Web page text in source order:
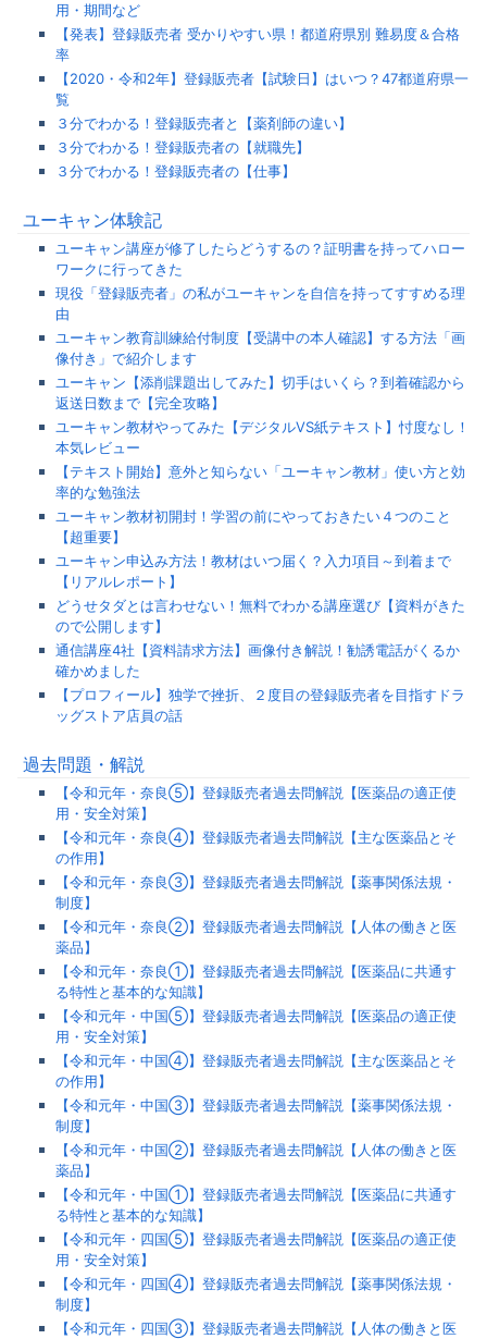
用・期間など
【発表】登録販売者 受かりやすい県！都道府県別 難易度＆合格
率
【2020・令和2年】登録販売者【試験日】はいつ？47都道府県一
覧
３分でわかる！登録販売者と【薬剤師の違い】
３分でわかる！登録販売者の【就職先】
３分でわかる！登録販売者の【仕事】
ユーキャン体験記
ユーキャン講座が修了したらどうするの？証明書を持ってハロー
ワークに行ってきた
現役「登録販売者」の私がユーキャンを自信を持ってすすめる理
由
ユーキャン教育訓練給付制度【受講中の本人確認】する方法「画
像付き」で紹介します
ユーキャン【添削課題出してみた】切手はいくら？到着確認から
返送日数まで【完全攻略】
ユーキャン教材やってみた【デジタルVS紙テキスト】忖度なし！
本気レビュー
【テキスト開始】意外と知らない「ユーキャン教材」使い方と効
率的な勉強法
ユーキャン教材初開封！学習の前にやっておきたい４つのこと
【超重要】
ユーキャン申込み方法！教材はいつ届く？入力項目～到着まで
【リアルレポート】
どうせタダとは言わせない！無料でわかる講座選び【資料がきた
ので公開します】
通信講座4社【資料請求方法】画像付き解説！勧誘電話がくるか
確かめました
【プロフィール】独学で挫折、２度目の登録販売者を目指すドラ
ッグストア店員の話
過去問題・解説
【令和元年・奈良⑤】登録販売者過去問解説【医薬品の適正使
用・安全対策】
【令和元年・奈良④】登録販売者過去問解説【主な医薬品とそ
の作用】
【令和元年・奈良③】登録販売者過去問解説【薬事関係法規・
制度】
【令和元年・奈良②】登録販売者過去問解説【人体の働きと医
薬品】
【令和元年・奈良①】登録販売者過去問解説【医薬品に共通す
る特性と基本的な知識】
【令和元年・中国⑤】登録販売者過去問解説【医薬品の適正使
用・安全対策】
【令和元年・中国④】登録販売者過去問解説【主な医薬品とそ
の作用】
【令和元年・中国③】登録販売者過去問解説【薬事関係法規・
制度】
【令和元年・中国②】登録販売者過去問解説【人体の働きと医
薬品】
【令和元年・中国①】登録販売者過去問解説【医薬品に共通す
る特性と基本的な知識】
【令和元年・四国⑤】登録販売者過去問解説【医薬品の適正使
用・安全対策】
【令和元年・四国④】登録販売者過去問解説【薬事関係法規・
制度】
【令和元年・四国③】登録販売者過去問解説【人体の働きと医